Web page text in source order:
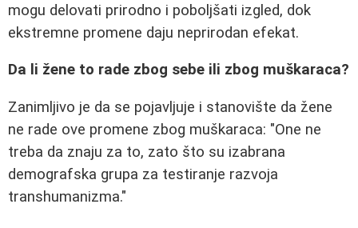
mogu delovati prirodno i poboljšati izgled, dok
ekstremne promene daju neprirodan efekat.
Da li žene to rade zbog sebe ili zbog muškaraca?
Zanimljivo je da se pojavljuje i stanovište da žene
ne rade ove promene zbog muškaraca: "One ne
treba da znaju za to, zato što su izabrana
demografska grupa za testiranje razvoja
transhumanizma."